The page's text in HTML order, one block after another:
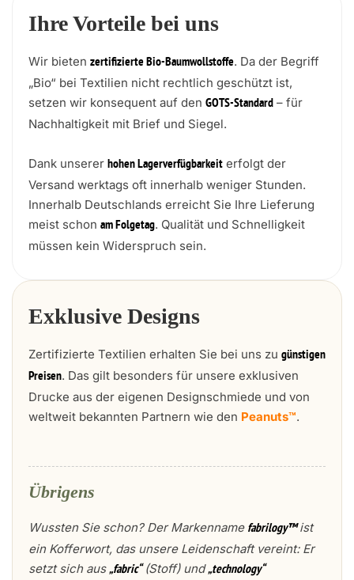
Ihre Vorteile bei uns
Wir bieten zertifizierte Bio-Baumwollstoffe. Da der Begriff
„Bio“ bei Textilien nicht rechtlich geschützt ist,
setzen wir konsequent auf den GOTS-Standard – für
Nachhaltigkeit mit Brief und Siegel.
Dank unserer hohen Lagerverfügbarkeit erfolgt der
Versand werktags oft innerhalb weniger Stunden.
Innerhalb Deutschlands erreicht Sie Ihre Lieferung
meist schon am Folgetag. Qualität und Schnelligkeit
müssen kein Widerspruch sein.
Exklusive Designs
Zertifizierte Textilien erhalten Sie bei uns zu günstigen
Preisen. Das gilt besonders für unsere exklusiven
Drucke aus der eigenen Designschmiede und von
weltweit bekannten Partnern wie den Peanuts™.
Übrigens
Wussten Sie schon? Der Markenname fabrilogy™ist
ein Kofferwort, das unsere Leidenschaft vereint: Er
setzt sich aus„fabric“(Stoff) und„technology“